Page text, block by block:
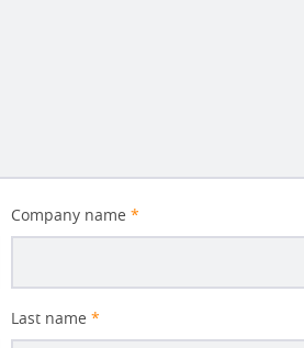
Company name *
Last name *